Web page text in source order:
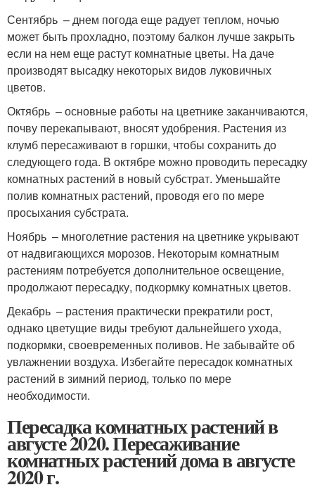
Сентябрь – днем погода еще радует теплом, ночью
может быть прохладно, поэтому балкон лучше закрыть
если на нем еще растут комнатные цветы. На даче
производят высадку некоторых видов луковичных
цветов.
Октябрь – основные работы на цветнике заканчиваются,
почву перекапывают, вносят удобрения. Растения из
клумб пересаживают в горшки, чтобы сохранить до
следующего года. В октябре можно проводить пересадку
комнатных растений в новый субстрат. Уменьшайте
полив комнатных растений, проводя его по мере
просыхания субстрата.
Ноябрь – многолетние растения на цветнике укрывают
от надвигающихся морозов. Некоторым комнатным
растениям потребуется дополнительное освещение,
продолжают пересадку, подкормку комнатных цветов.
Декабрь – растения практически прекратили рост,
однако цветущие виды требуют дальнейшего ухода,
подкормки, своевременных поливов. Не забывайте об
увлажнении воздуха. Избегайте пересадок комнатных
растений в зимний период, только по мере
необходимости.
Пересадка комнатных растений в
августе 2020. Пересаживание
комнатных растений дома в августе
2020 г.